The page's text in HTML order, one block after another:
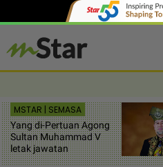
MSTAR | SEMASA
Yang di-Pertuan Agong
Sultan Muhammad V
letak jawatan